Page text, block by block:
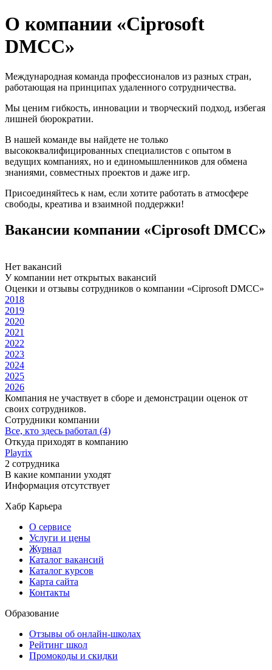
О компании «Ciprosoft
DMCC»
Международная команда профессионалов из разных стран,
работающая на принципах удаленного сотрудничества.
Мы ценим гибкость, инновации и творческий подход, избегая
лишней бюрократии.
В нашей команде вы найдете не только
высококвалифицированных специалистов с опытом в
ведущих компаниях, но и единомышленников для обмена
знаниями, совместных проектов и даже игр.
Присоединяйтесь к нам, если хотите работать в атмосфере
свободы, креатива и взаимной поддержки!
Вакансии компании «Ciprosoft DMCC»
Нет вакансий
У компании нет открытых вакансий
Оценки и отзывы сотрудников о компании «Ciprosoft DMCC»
2018
2019
2020
2021
2022
2023
2024
2025
2026
Компания не участвует в сборе и демонстрации оценок от
своих сотрудников.
Сотрудники компании
Все, кто здесь работал (4)
Откуда приходят в компанию
Playrix
2 сотрудника
В какие компании уходят
Информация отсутствует
Хабр Карьера
О сервисе
Услуги и цены
Журнал
Каталог вакансий
Каталог курсов
Карта сайта
Контакты
Образование
Отзывы об онлайн-школах
Рейтинг школ
Промокоды и скидки